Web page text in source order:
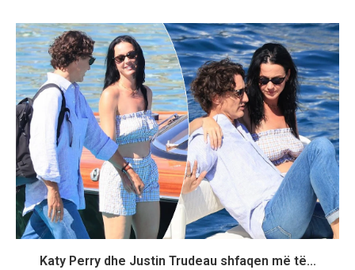
Katy Perry dhe Justin Trudeau shfaqen më të...